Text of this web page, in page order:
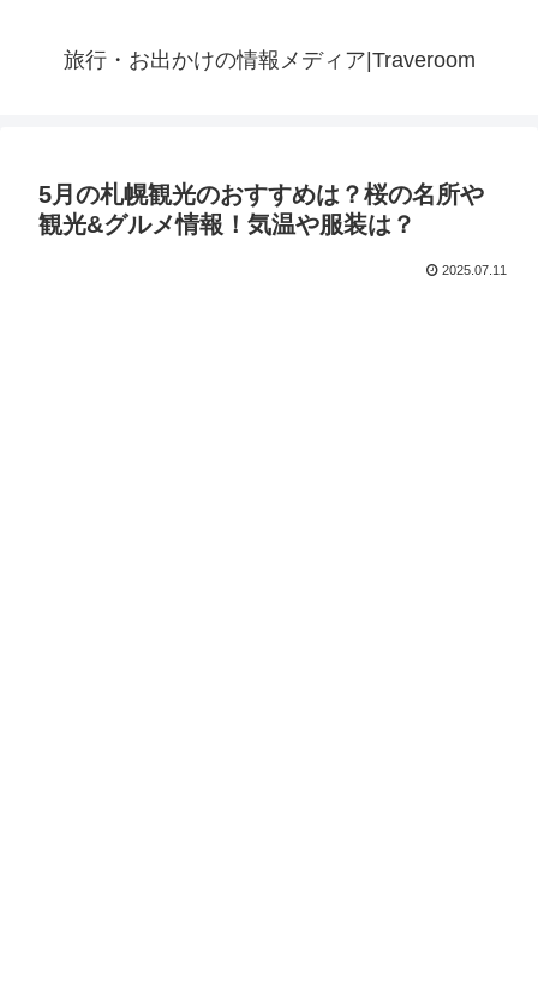
旅行・お出かけの情報メディア|Traveroom
5月の札幌観光のおすすめは？桜の名所や
観光&グルメ情報！気温や服装は？
2025.07.11